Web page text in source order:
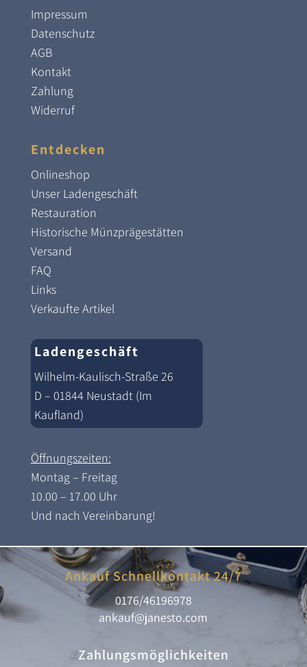
Impressum
Datenschutz
AGB
Kontakt
Zahlung
Widerruf
Entdecken
Onlineshop
Unser Ladengeschäft
Restauration
Historische Münzprägestätten
Versand
FAQ
Links
Verkaufte Artikel
Ladengeschäft
Wilhelm-Kaulisch-Straße 26
D – 01844 Neustadt (Im
Kaufland)
Öffnungszeiten:
Montag – Freitag
10.00 – 17.00 Uhr
Und nach Vereinbarung!
Ankauf Schnellkontakt 24/7
0176/46196978
ankauf@janesto.com
Zahlungsmöglichkeiten